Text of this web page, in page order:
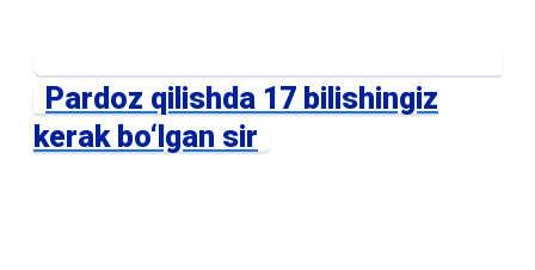
Pardoz qilishda 17 bilishingiz
kerak bo‘lgan sir